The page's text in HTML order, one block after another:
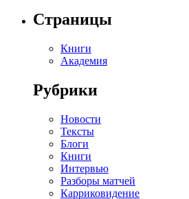
Страницы
Книги
Академия
Рубрики
Новости
Тексты
Блоги
Книги
Интервью
Разборы матчей
Карриковидение